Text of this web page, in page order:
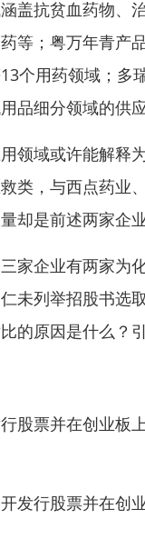
抗贫血药物、
等；粤万年青产
个用药领域；多
品细分领域的供应
域或许能解释为
类，与西点药业
却是前述两家企
企业有两家为
未列举招股书选
的原因是什么？
票并在创业板
行股票并在创